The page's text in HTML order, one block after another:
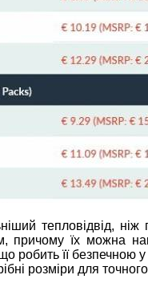
тепловідвід,
їх можна
робить її безпечною
розміри для